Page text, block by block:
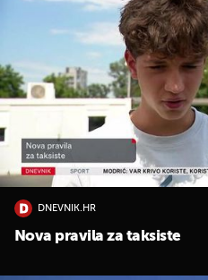
DNEVNIK.HR
Nova pravila za taksiste